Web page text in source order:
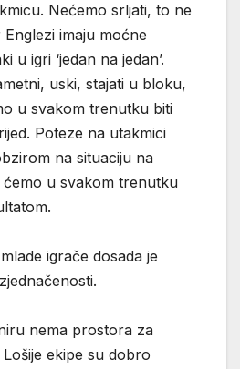
Nećemo srljati, to ne
imaju moćne
u igri ‘jedan na jedan’.
uski, stajati u bloku,
u svakom trenutku biti
Poteze na utakmici
na situaciju na
u svakom trenutku
igrače dosada je
nema prostora za
Lošije ekipe su dobro